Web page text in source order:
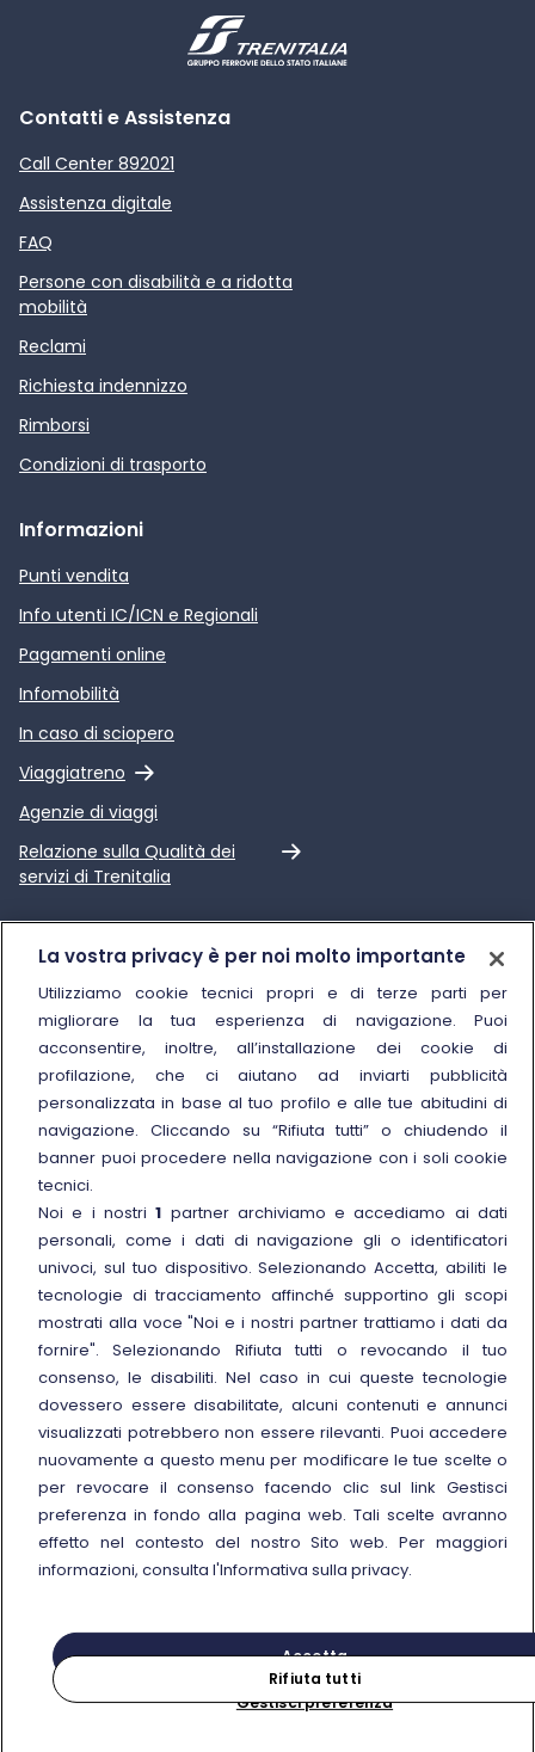
Contatti e Assistenza
Call Center 892021
Assistenza digitale
FAQ
Persone con disabilità e a ridotta
mobilità
Reclami
Richiesta indennizzo
Rimborsi
Condizioni di trasporto
Informazioni
Punti vendita
Info utenti IC/ICN e Regionali
Pagamenti online
Infomobilità
In caso di sciopero
Viaggiatreno
Link esterno
Agenzie di viaggi
Relazione sulla Qualità dei
servizi di Trenitalia
Link esterno
Chi siamo
Sostenibilità
Trenitalia for Business
Manuale di Conservazione
Link esterno
Carriere
Link esterno
La Freccia Mag
Link esterno
Noleggia un treno charter
Viaggi di gruppo
Seguici sui social
© Gruppo FS Italiane 2025
Note legali
Protezione dati personali
Accessibilità
Informativa sui cookies
Gestisci preferenza
La vostra privacy è per noi molto importante
Utilizziamo cookie tecnici propri e di terze parti per
migliorare la tua esperienza di navigazione. Puoi
acconsentire, inoltre, all’installazione dei cookie di
profilazione, che ci aiutano ad inviarti pubblicità
personalizzata in base al tuo profilo e alle tue abitudini di
navigazione. Cliccando su “Rifiuta tutti” o chiudendo il
banner puoi procedere nella navigazione con i soli cookie
tecnici.
Noi e i nostri1 partner archiviamo e accediamo ai dati
personali, come i dati di navigazione gli o identificatori
univoci, sul tuo dispositivo. Selezionando Accetta, abiliti le
tecnologie di tracciamento affinché supportino gli scopi
mostrati alla voce "Noi e i nostri partner trattiamo i dati da
fornire". Selezionando Rifiuta tutti o revocando il tuo
consenso, le disabiliti. Nel caso in cui queste tecnologie
dovessero essere disabilitate, alcuni contenuti e annunci
visualizzati potrebbero non essere rilevanti. Puoi accedere
nuovamente a questo menu per modificare le tue scelte o
per revocare il consenso facendo clic sul link Gestisci
preferenza in fondo alla pagina web. Tali scelte avranno
effetto nel contesto del nostro Sito web. Per maggiori
informazioni, consulta l'Informativa sulla privacy.
Accetta
Rifiuta tutti
Gestisci preferenza